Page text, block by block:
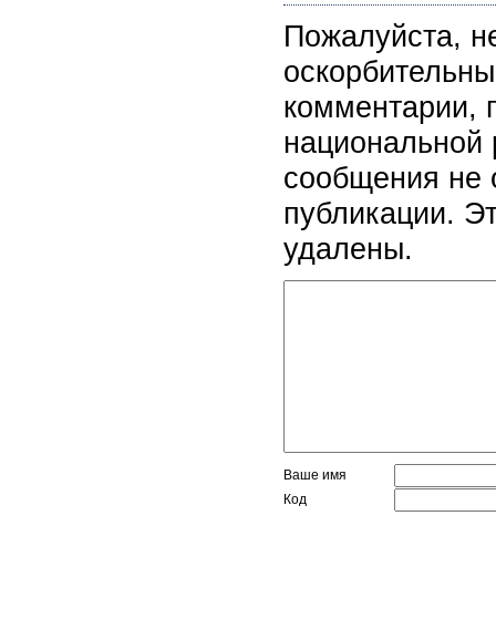
Пожалуйста,
комментарии,
национальной
сообщения не
публикации.
удалены.
Ваше имя
Код